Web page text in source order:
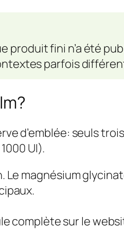
produit fini n’a été
parfois
d’emblée: seuls
UI).
magnésium
complète sur le